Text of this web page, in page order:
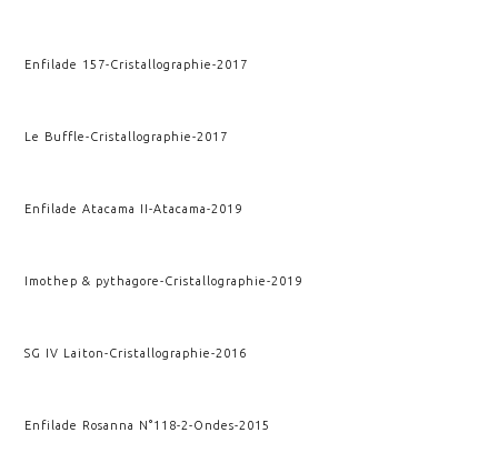
Enfilade 157-Cristallographie-2017
Le Buffle-Cristallographie-2017
Enfilade Atacama II-Atacama-2019
Imothep & pythagore-Cristallographie-2019
SG IV Laiton-Cristallographie-2016
Enfilade Rosanna N°118-2-Ondes-2015